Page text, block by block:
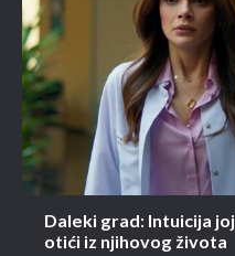
Daleki grad: Intuicija
otići iz njihovog života